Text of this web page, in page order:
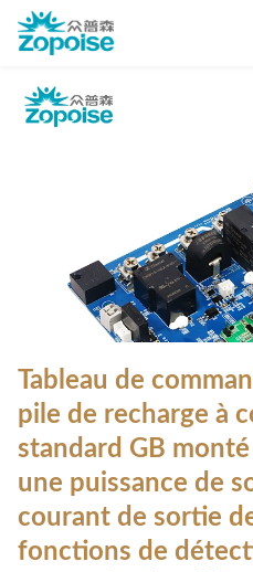
Tableau de
pile de recharge à
standard GB
une puissance de
courant de sortie
fonctions de